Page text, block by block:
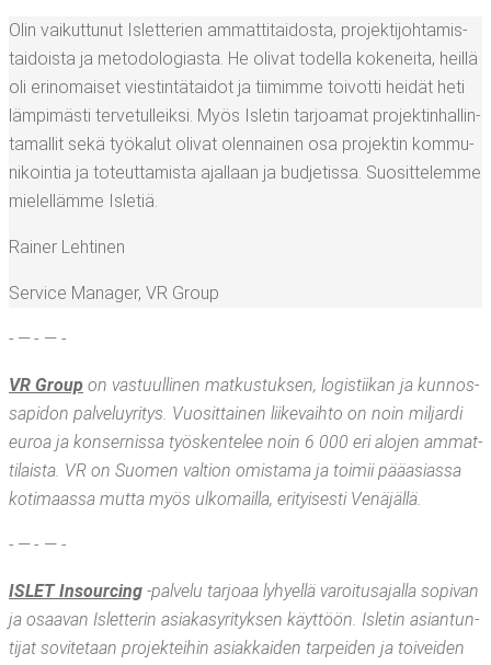
Olin vai­kut­tu­nut Islet­te­rien ammat­ti­tai­dos­ta, pro­jek­ti­joh­ta­mis­
tai­dois­ta ja meto­do­lo­gias­ta. He oli­vat todel­la koke­nei­ta, heil­lä
oli erin­omai­set vies­tin­tä­tai­dot ja tii­mim­me toi­vot­ti hei­dät heti
läm­pi­mäs­ti ter­ve­tul­leik­si. Myös Isle­tin tar­joa­mat pro­jek­tin­hal­lin­
ta­mal­lit sekä työ­ka­lut oli­vat olen­nai­nen osa pro­jek­tin kom­mu­
ni­koin­tia ja toteut­ta­mis­ta ajal­laan ja bud­je­tis­sa. Suo­sit­te­lem­me
mie­lel­läm­me Isletiä.
Rai­ner Lehtinen
Ser­vice Mana­ger, VR Group
- — - — -
VR Group on vas­tuul­li­nen mat­kus­tuk­sen, logis­tii­kan ja kun­nos­
sa­pi­don pal­ve­lu­yri­tys. Vuo­sit­tai­nen lii­ke­vaih­to on noin mil­jar­di
euroa ja kon­ser­nis­sa työs­ken­te­lee noin 6 000 eri alo­jen ammat­
ti­lais­ta. VR on Suo­men val­tion omis­ta­ma ja toi­mii pää­asias­sa
koti­maas­sa mut­ta myös ulko­mail­la, eri­tyi­ses­ti Venäjällä.
- — - — -
ISLET Insourcing ‑pal­ve­lu tar­jo­aa lyhyel­lä varoi­tusa­jal­la sopi­van
ja osaa­van Islet­te­rin asia­kas­yri­tyk­sen käyt­töön. Isle­tin asian­tun­
ti­jat sovi­te­taan pro­jek­tei­hin asiak­kai­den tar­pei­den ja toi­vei­den